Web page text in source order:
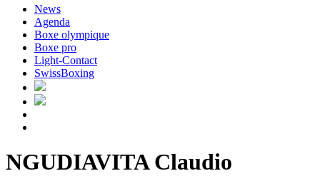
News
Agenda
Boxe olympique
Boxe pro
Light-Contact
SwissBoxing
NGUDIAVITA Claudio